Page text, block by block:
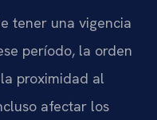
tener una vigencia
período, la orden
proximidad al
afectar los